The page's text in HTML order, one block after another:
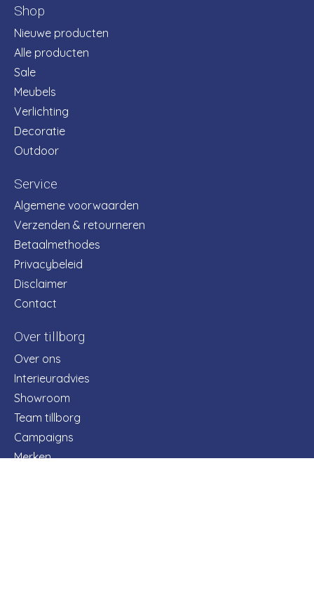
Shop
Nieuwe producten
Alle producten
Sale
Meubels
Verlichting
Decoratie
Outdoor
Service
Algemene voorwaarden
Verzenden & retourneren
Betaalmethodes
Privacybeleid
Disclaimer
Contact
Over tillborg
Over ons
Interieuradvies
Showroom
Team tillborg
Campaigns
Merken